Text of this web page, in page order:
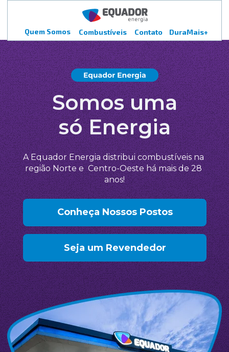
Quem Somos Combustíveis Contato DuraMais+
Somos uma
só Energia
A Equador Energia distribui combustíveis na
região Norte e Centro-Oeste há mais de 28
anos!
Conheça Nossos Postos
Seja um Revendedor